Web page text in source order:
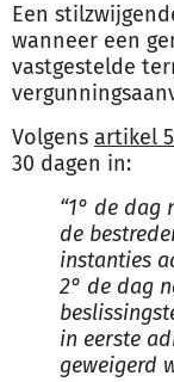
Een
wanneer een
vastgestelde
Volgens artikel
30 dagen in:
“1° de dag
de
instanties
2° de dag
in eerste
geweigerd